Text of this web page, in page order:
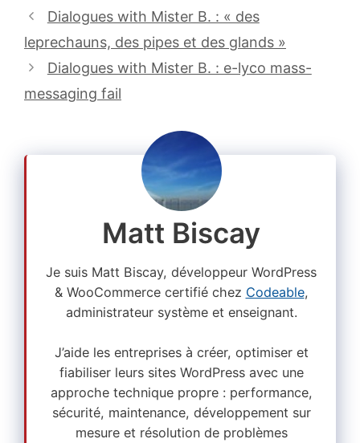
Dialogues with Mister B. : « des
leprechauns, des pipes et des glands »
Dialogues with Mister B. : e-lyco mass-
messaging fail
Matt Biscay
Je suis Matt Biscay, développeur WordPress
& WooCommerce certifié chez Codeable,
administrateur système et enseignant.
J’aide les entreprises à créer, optimiser et
fiabiliser leurs sites WordPress avec une
approche technique propre : performance,
sécurité, maintenance, développement sur
mesure et résolution de problèmes